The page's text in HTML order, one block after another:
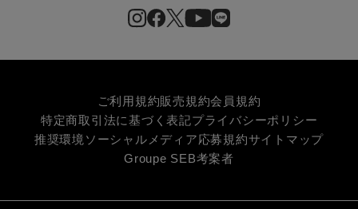
ご利用規約販売規約会員規約
特定商取引法に基づく表記プライバシーポリシー
推奨環境 ソーシャルメディア応募規約サイトマップ
Groupe SEB考案者